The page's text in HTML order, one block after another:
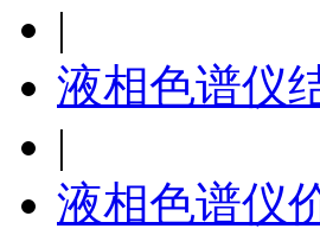
|
液相色谱仪
|
液相色谱仪